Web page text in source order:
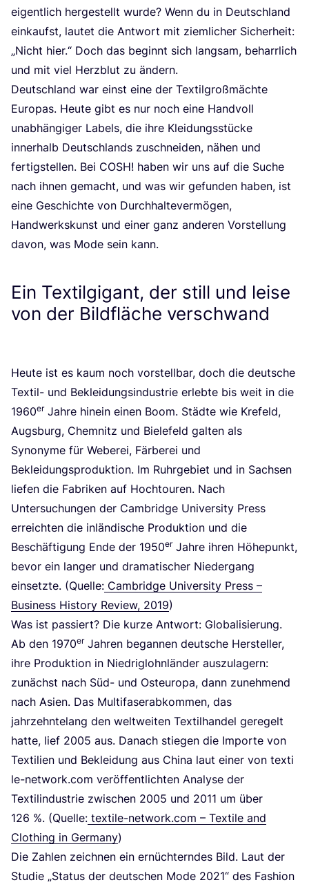
eigent­lich her­ge­stellt wur­de? Wenn du in Deutsch­land
ein­kaufst, lau­tet die Ant­wort mit ziem­li­cher Sicher­heit:
„Nicht hier.“ Doch das beginnt sich lang­sam, beharr­lich
und mit viel Herz­blut zu ändern.
Deutsch­land war einst eine der Tex­til­groß­mäch­te
Euro­pas. Heu­te gibt es nur noch eine Hand­voll
unab­hän­gi­ger Labels, die ihre Klei­dungs­stü­cke
inner­halb Deutsch­lands zuschnei­den, nähen und
fer­tig­stel­len. Bei COSH! haben wir uns auf die Suche
nach ihnen gemacht, und was wir gefun­den haben, ist
eine Geschich­te von Durch­hal­te­ver­mö­gen,
Hand­werks­kunst und einer ganz ande­ren Vor­stel­lung
davon, was Mode sein kann.
Ein Textilgigant, der still und leise
von der Bildfläche verschwand
Heu­te ist es kaum noch vor­stell­bar, doch die deut­sche
Tex­til- und Beklei­dungs­in­dus­trie erleb­te bis weit in die
1960erJah­re hin­ein einen Boom. Städ­te wie Kre­feld,
Augs­burg, Chem­nitz und Bie­le­feld gal­ten als
Syn­ony­me für Webe­rei, Fär­be­rei und
Beklei­dungs­pro­duk­ti­on. Im Ruhr­ge­biet und in Sach­sen
lie­fen die Fabri­ken auf Hoch­tou­ren. Nach
Unter­su­chun­gen der Cam­bridge Uni­ver­si­ty Press
erreich­ten die inlän­di­sche Pro­duk­ti­on und die
Beschäf­ti­gung Ende der 1950erJah­re ihren Höhe­punkt,
bevor ein lan­ger und dra­ma­ti­scher Nie­der­gang
ein­setz­te. (Quel­le: Cam­bridge Uni­ver­si­ty Press –
Busi­ness Histo­ry Review, 2019)
Was ist pas­siert? Die kur­ze Ant­wort: Glo­ba­li­sie­rung.
Ab den 1970erJah­ren began­nen deut­sche Her­stel­ler,
ihre Pro­duk­ti­on in Nied­rig­lohn­län­der aus­zu­la­gern:
zunächst nach Süd- und Ost­eu­ro­pa, dann zuneh­mend
nach Asi­en. Das Mul­ti­fa­ser­ab­kom­men, das
jahr­zehn­te­lang den welt­wei­ten Tex­til­han­del gere­gelt
hat­te, lief 2005 aus. Danach stie­gen die Impor­te von
Tex­ti­li­en und Beklei­dung aus Chi­na laut einer von tex​ti​
le​-net​work​.com ver­öf­fent­lich­ten Ana­ly­se der
Tex­til­in­dus­trie zwi­schen 2005 und 2011 um über
126 %. (Quel­le: tex​ti​le​-net​work​.com – Tex­ti­le and
Clot­hing in Ger­ma­ny)
Die Zah­len zeich­nen ein ernüch­tern­des Bild. Laut der
Stu­die „Sta­tus der deut­schen Mode 2021“ des Fashion